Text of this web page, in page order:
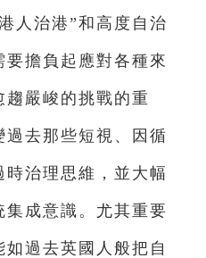
人治港”和高度自治
擔負起應對各種來
趨嚴峻的挑戰的重
去那些短視、因循
時治理思維，並大幅
成意識。尤其重要
過去英國人般把自